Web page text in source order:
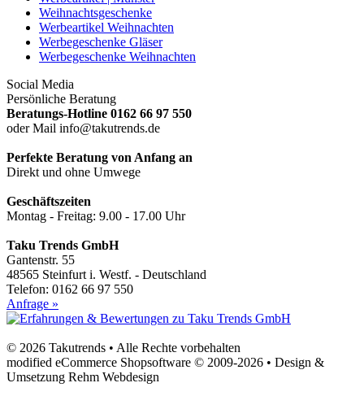
Weihnachtsgeschenke
Werbeartikel Weihnachten
Werbegeschenke Gläser
Werbegeschenke Weihnachten
Social Media
Persönliche Beratung
Beratungs-Hotline 0162 66 97 550
oder Mail info@takutrends.de
Perfekte Beratung von Anfang an
Direkt und ohne Umwege
Geschäftszeiten
Montag - Freitag: 9.00 - 17.00 Uhr
Taku Trends GmbH
Gantenstr. 55
48565 Steinfurt i. Westf. - Deutschland
Telefon: 0162 66 97 550
Anfrage »
© 2026 Takutrends • Alle Rechte vorbehalten
modified eCommerce Shopsoftware © 2009-2026 • Design &
Umsetzung Rehm Webdesign